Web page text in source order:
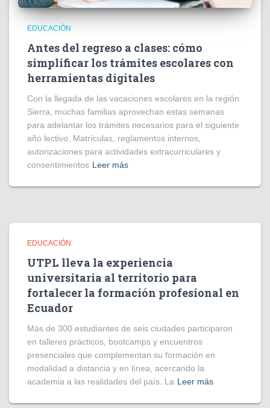
EDUCACIÓN
Antes del regreso a clases: cómo
simplificar los trámites escolares con
herramientas digitales
Con la llegada de las vacaciones escolares en la región
Sierra, muchas familias aprovechan estas semanas
para adelantar los trámites necesarios para el siguiente
año lectivo. Matrículas, reglamentos internos,
autorizaciones para actividades extracurriculares y
consentimientos Leer más
EDUCACIÓN
UTPL lleva la experiencia
universitaria al territorio para
fortalecer la formación profesional en
Ecuador
Más de 300 estudiantes de seis ciudades participaron
en talleres prácticos, bootcamps y encuentros
presenciales que complementan su formación en
modalidad a distancia y en línea, acercando la
academia a las realidades del país. La Leer más